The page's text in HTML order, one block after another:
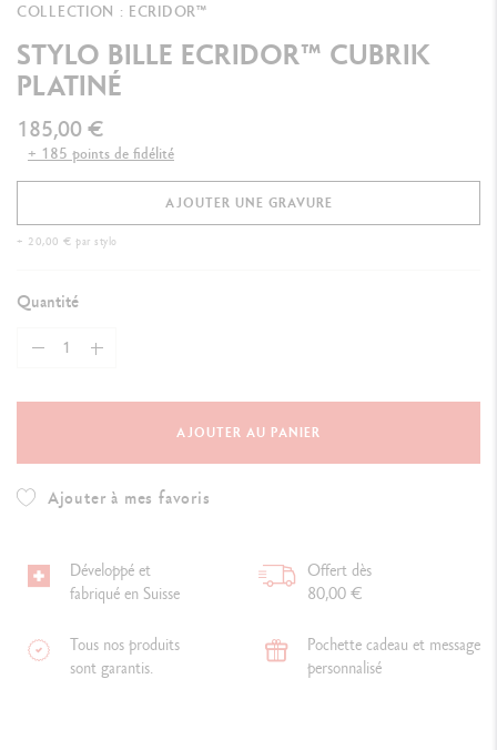
COLLECTION : ECRIDOR™
STYLO BILLE ECRIDOR™ CUBRIK
PLATINÉ
185,00 €
+ 185 points de fidélité
AJOUTER UNE GRAVURE
+ 20,00 € par stylo
Quantité
AJOUTER AU PANIER
Ajouter à mes favoris
Développé et
fabriqué en Suisse
Offert dès
80,00 €
Tous nos produits
sont garantis.
Pochette cadeau et message
personnalisé